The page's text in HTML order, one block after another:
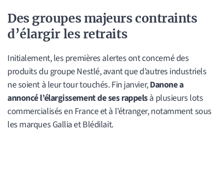
Des groupes majeurs contraints
d’élargir les retraits
Initialement, les premières alertes ont concerné des
produits du groupe Nestlé, avant que d’autres industriels
ne soient à leur tour touchés. Fin janvier,Danone a
annoncé l’élargissement de ses rappelsà plusieurs lots
commercialisés en France et à l’étranger, notamment sous
les marques Gallia et Blédilait.